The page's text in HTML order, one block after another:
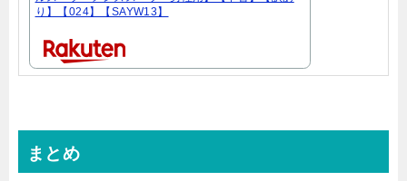
り】【024】【SAYW13】
まとめ